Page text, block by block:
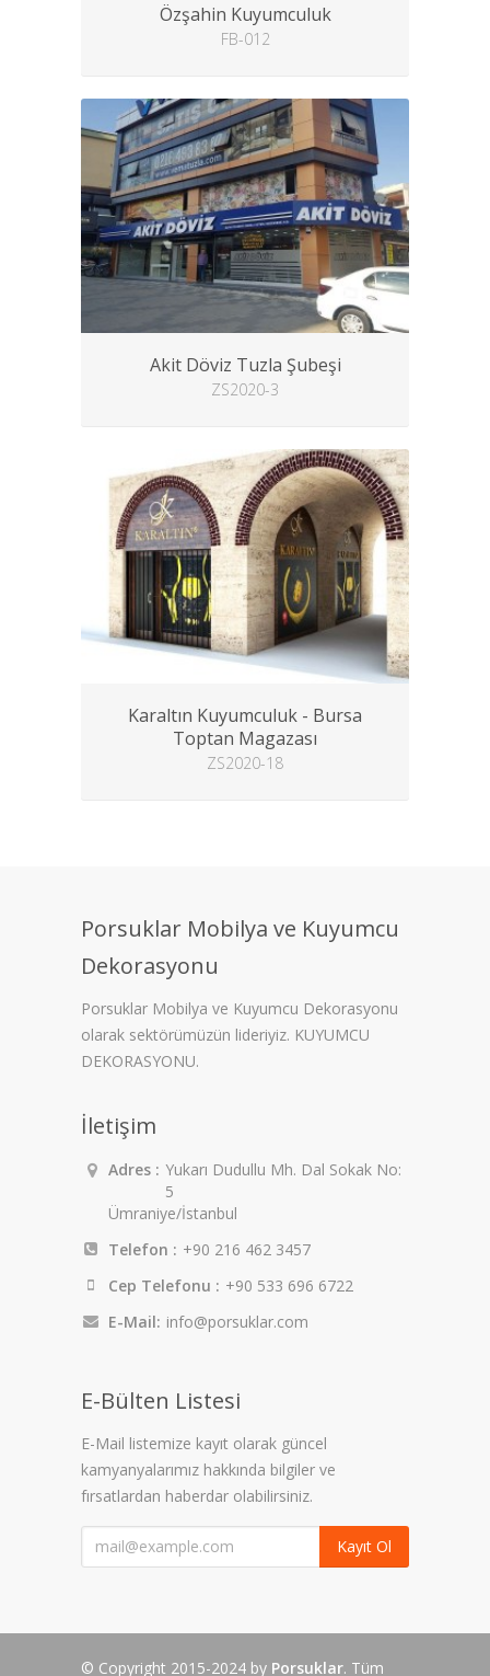
Özşahin Kuyumculuk
FB-012
Akit Döviz Tuzla Şubeşi
ZS2020-3
Karaltın Kuyumculuk - Bursa
Toptan Magazası
ZS2020-18
Porsuklar Mobilya ve Kuyumcu
Dekorasyonu
Porsuklar Mobilya ve Kuyumcu Dekorasyonu
olarak sektörümüzün lideriyiz. KUYUMCU
DEKORASYONU.
İletişim
Adres : Yukarı Dudullu Mh. Dal Sokak No:
5
Ümraniye/İstanbul
Telefon : +90 216 462 3457
Cep Telefonu : +90 533 696 6722
E-Mail: info@porsuklar.com
E-Bülten Listesi
E-Mail listemize kayıt olarak güncel
kamyanyalarımız hakkında bilgiler ve
fırsatlardan haberdar olabilirsiniz.
Kayıt Ol
© Copyright 2015-2024 by Porsuklar. Tüm